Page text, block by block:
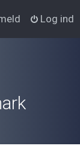
Log ind